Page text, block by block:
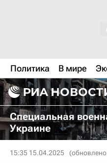
Политика В мире
Специальная
Украине
15:35 15.04.2025